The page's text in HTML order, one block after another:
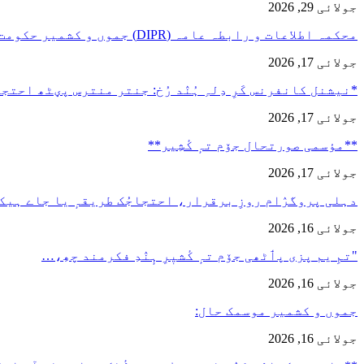
جولائی 29, 2026
محکمہ اطلاعات و رابطہ عامہ (DIPR) جموں و کشمیر حکومت طرفہ…
جولائی 17, 2026
*نیشنل کانفرنس کَرِ دِلہِ ہُنٛد رُخ: جنتر منترس پؠٹھ
جولائی 17, 2026
**مؤسمی صورتحال جۆم تہٕ کٔشِیر**
جولائی 17, 2026
دہلی پروگرٛام روزِ برقرار، احتجاجُک طریقہٕ یا جاے
جولائی 16, 2026
"تمِ یم پزی پٲٹھی جۆم تہٕ کٔشیٖرِ ہٕنٛدِ فکرمند چھِ،…
جولائی 16, 2026
جموں و کشمیر موسمک حال:
جولائی 16, 2026